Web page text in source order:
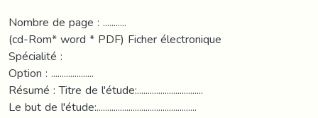
Nombre de page : ...........
(cd-Rom* word * PDF) Ficher électronique
Spécialité :
Option : ....................
Résumé : Titre de l'étude:...............................
Le but de l'étude:...............................................